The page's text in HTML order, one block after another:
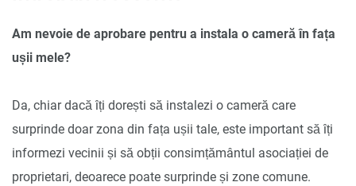
Am nevoie de aprobare pentru a instala o cameră în fața
ușii mele?
Da, chiar dacă îți dorești să instalezi o cameră care
surprinde doar zona din fața ușii tale, este important să îți
informezi vecinii și să obții consimțământul asociației de
proprietari, deoarece poate surprinde și zone comune.